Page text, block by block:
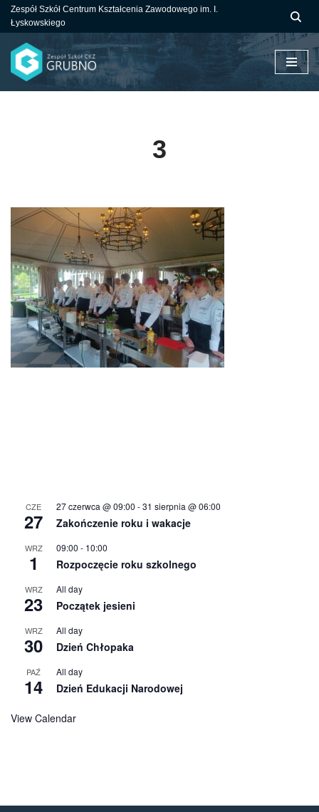
do
treści
Zespół Szkół Centrum Kształcenia Zawodowego im. I.
Łyskowskiego
3
CZE
27
27 czerwca @ 09:00 -31 sierpnia @ 06:00
Zakończenie roku i wakacje
WRZ
1
09:00 - 10:00
Rozpoczęcie roku szkolnego
WRZ
23
All day
Początek jesieni
WRZ
30
All day
Dzień Chłopaka
PAŹ
14
All day
Dzień Edukacji Narodowej
View Calendar